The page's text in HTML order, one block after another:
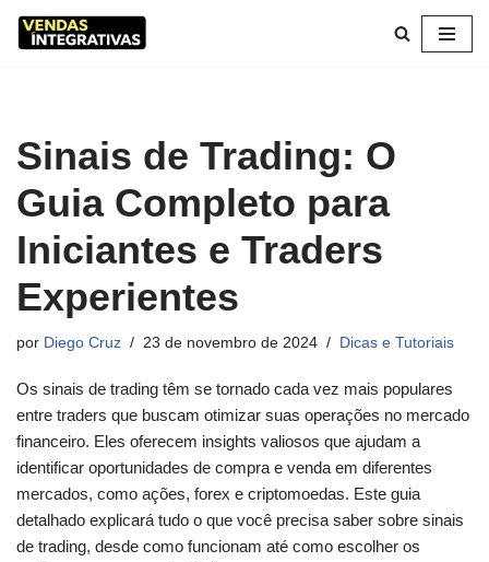
conteúdo
Sinais de Trading: O
Guia Completo para
Iniciantes e Traders
Experientes
por Diego Cruz 23 de novembro de 2024 Dicas e Tutoriais
Os sinais de trading têm se tornado cada vez mais populares
entre traders que buscam otimizar suas operações no mercado
financeiro. Eles oferecem insights valiosos que ajudam a
identificar oportunidades de compra e venda em diferentes
mercados, como ações, forex e criptomoedas. Este guia
detalhado explicará tudo o que você precisa saber sobre sinais
de trading, desde como funcionam até como escolher os